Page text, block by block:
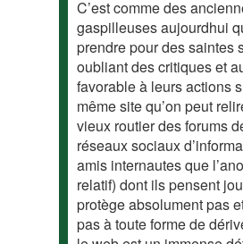
C’est comme des
gaspilleuses aujourdhui
prendre pour des saintes
oubliant des critiques et
favorable à leurs actions
même site qu’on peut
vieux routier des forums
réseaux sociaux
amis internautes que
relatif) dont ils pensent
protège absolument pas
pas à toute forme de